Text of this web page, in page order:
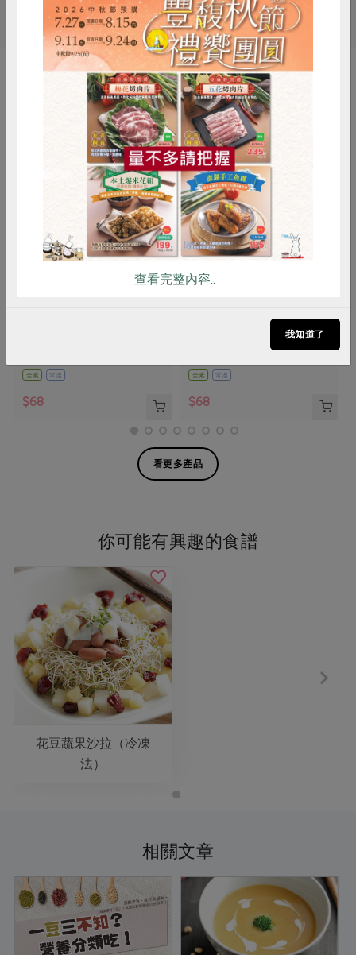
# 豪紳 # 大紅豆 # 花豆
你可能有興趣的產品
全素 常溫
$68
豪紳企業社
全素 常溫
$68
看更多產品
你可能有興趣的食譜
花豆蔬果沙拉（冷凍
法）
相關文章
RPET 食譜 減硝酸鹽
雞蛋 食安 共同購買
查看完整內容..
我知道了